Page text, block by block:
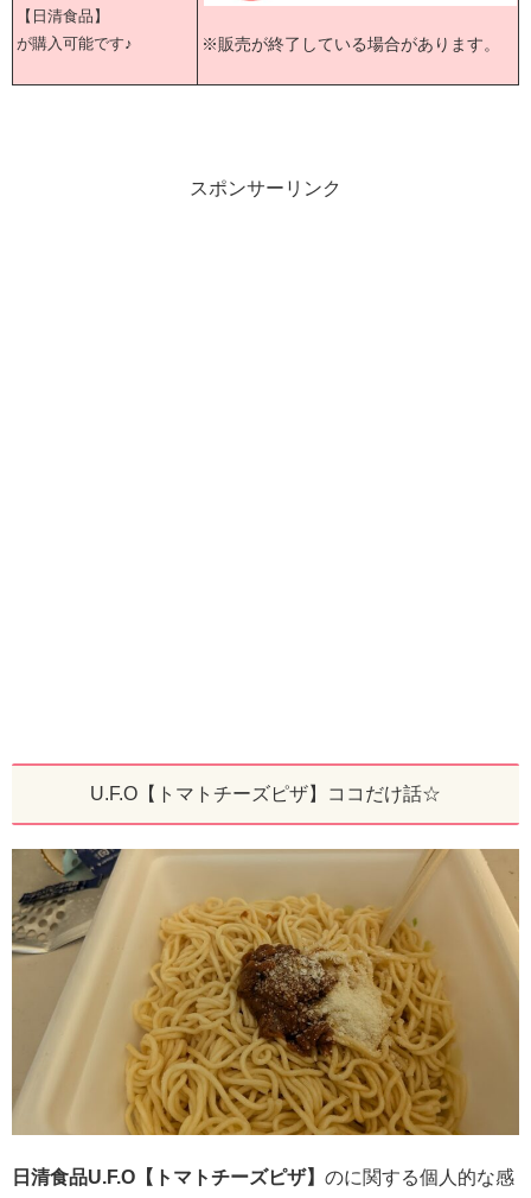
【日清食品】
が購入可能です♪
※販売が終了している場合があります。
スポンサーリンク
U.F.O【トマトチーズピザ】ココだけ話☆
日清食品U.F.O【トマトチーズピザ】 のに関する個人的な感